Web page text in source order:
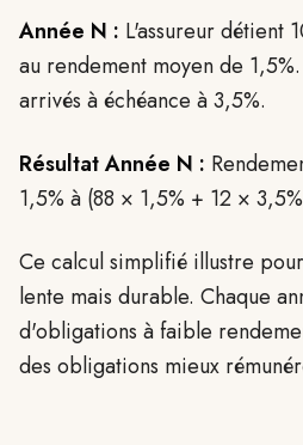
Année N : L'assureur détient
au rendement moyen de
arrivés à échéance à 3,5%.
Résultat Année N :
1,5% à (88 × 1,5% + 12 ×
Ce calcul simplifié illustre
lente mais durable. Chaque
d'obligations à faible
des obligations mieux